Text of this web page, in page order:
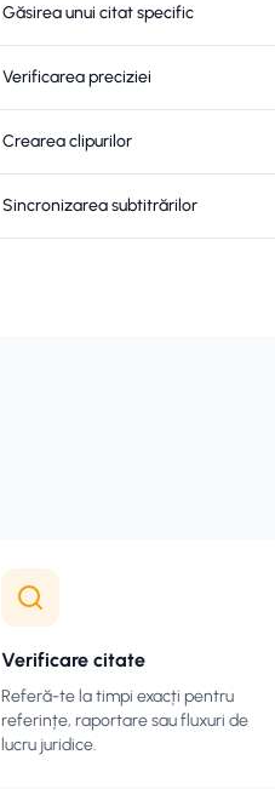
Găsirea unui citat specific
Verificarea preciziei
Crearea clipurilor
Sincronizarea subtitrărilor
Verificare citate
Referă-te la timpi exacți pentru
referințe, raportare sau fluxuri de
lucru juridice.